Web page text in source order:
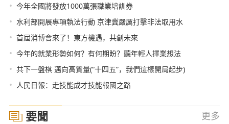
• 今年全國將發放1000萬張職業培訓券
• 水利部開展專項執法行動 京津冀嚴厲打擊非法取用水
• 首屆消博會來了！東方機遇，共創未來
• 今年的就業形勢如何？有何期盼？聽年輕人擇業想法
• 共下一盤棋 邁向高質量(“十四五”，我們這樣開局起步)
• 人民日報：走技能成才技能報國之路
要聞 更多